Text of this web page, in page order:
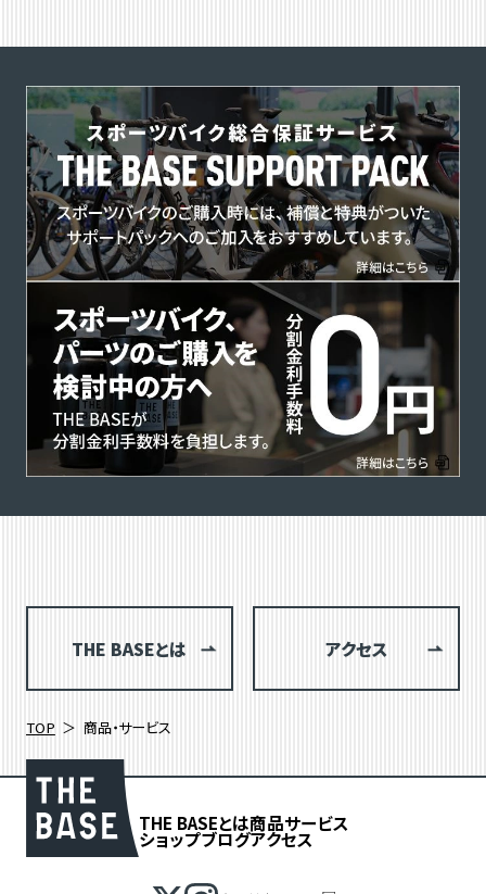
THE BASEとは アクセス
TOP 商品・サービス
THE BASEとは商品サービス
ショップブログアクセス